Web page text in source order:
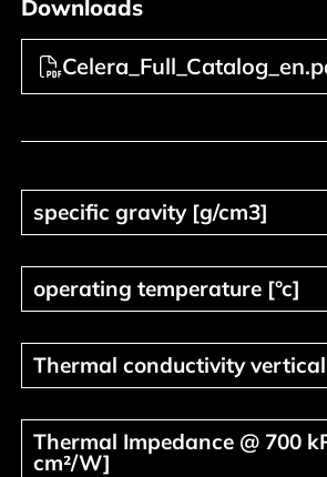
Downloads
specific gravity [g/cm3]
specific gravity [g/cm3]
operating temperature
operating temperature [°c]
Thermal
Thermal conductivity
Thermal Impedance
Thermal Impedance @ 700
cm²/W]